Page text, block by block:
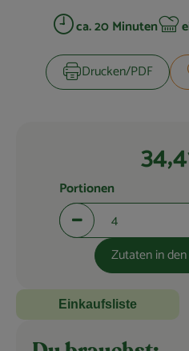
Zubreitungszeit:
ca. 20 Minuten
Drucken​/​PDF
Portionen verringern
Portionen
Zutaten in
Einkaufsliste